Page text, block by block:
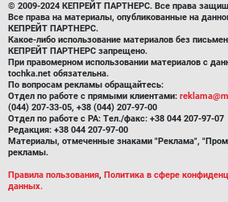
© 2009-2024 КЕПРЕЙТ ПАРТНЕРС. Все права
Все права на материалы, опубликованные на
КЕПРЕЙТ ПАРТНЕРС.
Какое-либо использование материалов без
КЕПРЕЙТ ПАРТНЕРС запрещено.
При правомерном использовании материалов с
tochka.net обязательна.
По вопросам рекламы обращайтесь:
Отдел по работе с прямыми клиентами:
(044) 207-33-05, +38 (044) 207-97-00
Отдел по работе с РА: Тел./факс: +38 044 207-97-07
Редакция: +38 044 207-97-00
Материалы, отмеченные знаками "Реклама",
рекламы.
Правила пользования, Политика в сфере
данных.